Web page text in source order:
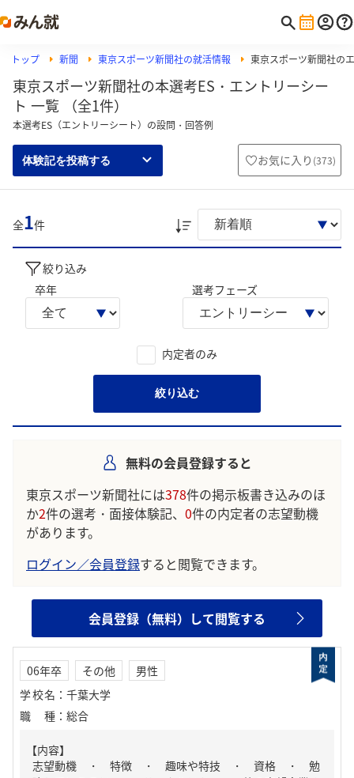
トップ 新聞 東京スポーツ新聞社の就活情報 東京スポーツ新聞社の
東京スポーツ新聞社の本選考ES・エントリーシー
ト 一覧 （全1件）
本選考ES（エントリーシート）の設問・回答例
体験記を投稿する お気に入り (373)
全1件
絞り込み
卒年
選考フェーズ
内定者のみ
絞り込む
無料の会員登録すると
東京スポーツ新聞社には378件の掲示板書き込みのほ
か2件の選考・面接体験記、 0件の内定者の志望動機
があります。
ログイン／会員登録すると閲覧できます。
会員登録（無料）して閲覧する
06年卒 その他
男性
学校名 ： 千葉大学
職種 ： 総合
【内容】
志望動機 ・ 特徴 ・ 趣味や特技 ・ 資格 ・ 勉